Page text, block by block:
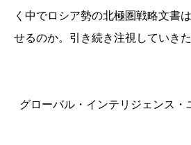
く中でロシア勢の北極圏戦略文書
せるのか。引き続き注視していきた
グローバル・インテリジェンス